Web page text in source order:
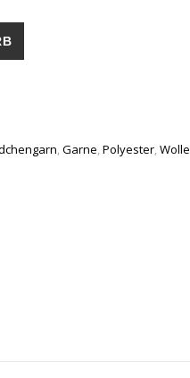
Bändchengarn) Menge
,Garne,Polyester,Wolle